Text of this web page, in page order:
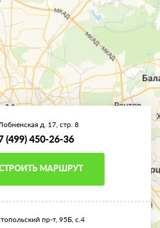
д. 17, стр. 8
(499) 450-26-36
МАРШРУТ
пр-т, 95Б, с.4